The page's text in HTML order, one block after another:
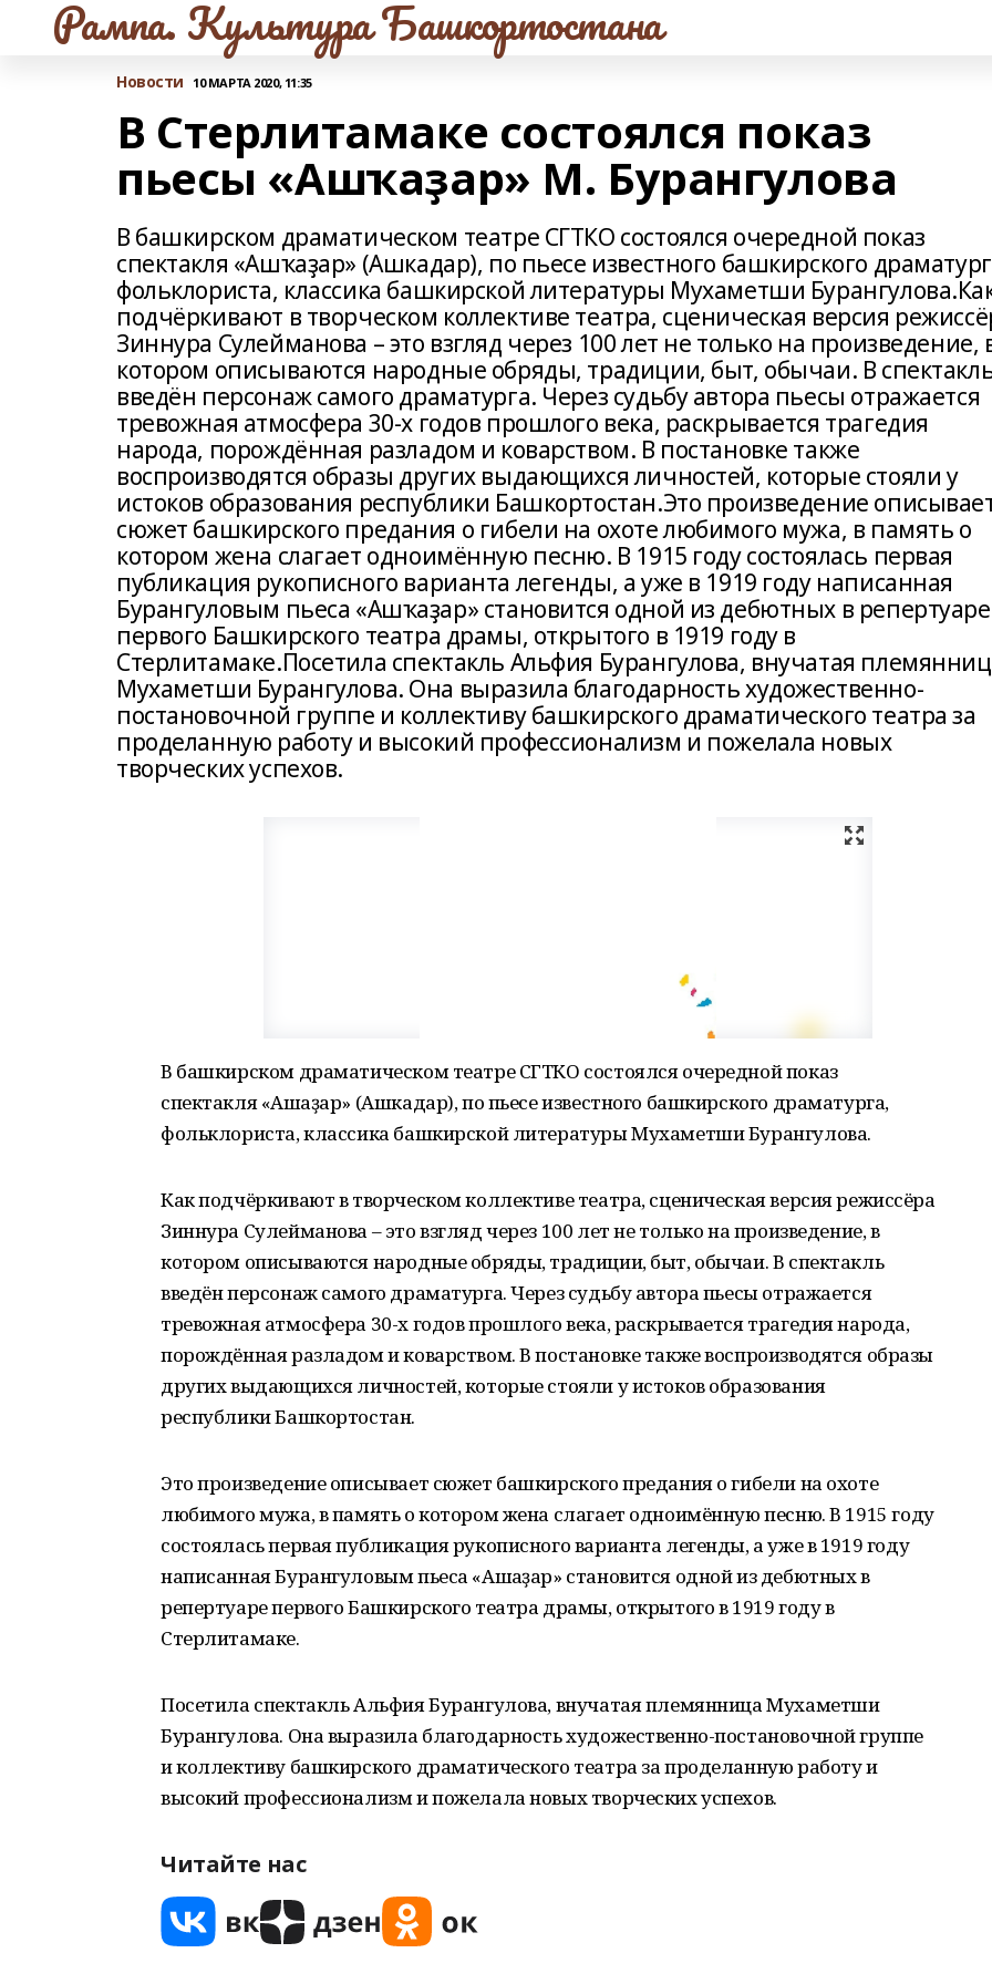
Рампа. Культура Башкортостана
Новости 10 МАРТА 2020, 11:35
В Стерлитамаке состоялся показ
пьесы «Ашҡаҙар» М. Бурангулова
В башкирском драматическом театре СГТКО состоялся очередной показ
спектакля «Ашҡаҙар» (Ашкадар), по пьесе известного башкирского
фольклориста, классика башкирской литературы Мухаметши
подчёркивают в творческом коллективе театра, сценическая версия
Зиннура Сулейманова – это взгляд через 100 лет не только на произведение,
котором описываются народные обряды, традиции, быт, обычаи. В
введён персонаж самого драматурга. Через судьбу автора пьесы отражается
тревожная атмосфера 30-х годов прошлого века, раскрывается трагедия
народа, порождённая разладом и коварством. В постановке также
воспроизводятся образы других выдающихся личностей, которые стояли у
истоков образования республики Башкортостан.Это произведение
сюжет башкирского предания о гибели на охоте любимого мужа, в память о
котором жена слагает одноимённую песню. В 1915 году состоялась первая
публикация рукописного варианта легенды, а уже в 1919 году написанная
Бурангуловым пьеса «Ашҡаҙар» становится одной из дебютных в репертуаре
первого Башкирского театра драмы, открытого в 1919 году в
Стерлитамаке.Посетила спектакль Альфия Бурангулова, внучатая
Мухаметши Бурангулова. Она выразила благодарность художественно-
постановочной группе и коллективу башкирского драматического театра за
проделанную работу и высокий профессионализм и пожелала новых
творческих успехов.
В башкирском драматическом театре СГТКО состоялся очередной показ
спектакля «Ашҡаҙар» (Ашкадар), по пьесе известного башкирского драматурга,
фольклориста, классика башкирской литературы Мухаметши Бурангулова.
Как подчёркивают в творческом коллективе театра, сценическая версия режиссёра
Зиннура Сулейманова – это взгляд через 100 лет не только на произведение, в
котором описываются народные обряды, традиции, быт, обычаи. В спектакль
введён персонаж самого драматурга. Через судьбу автора пьесы отражается
тревожная атмосфера 30-х годов прошлого века, раскрывается трагедия народа,
порождённая разладом и коварством. В постановке также воспроизводятся образы
других выдающихся личностей, которые стояли у истоков образования
республики Башкортостан.
Это произведение описывает сюжет башкирского предания о гибели на охоте
любимого мужа, в память о котором жена слагает одноимённую песню. В 1915 году
состоялась первая публикация рукописного варианта легенды, а уже в 1919 году
написанная Бурангуловым пьеса «Ашҡаҙар» становится одной из дебютных в
репертуаре первого Башкирского театра драмы, открытого в 1919 году в
Стерлитамаке.
Посетила спектакль Альфия Бурангулова, внучатая племянница Мухаметши
Бурангулова. Она выразила благодарность художественно-постановочной группе
и коллективу башкирского драматического театра за проделанную работу и
высокий профессионализм и пожелала новых творческих успехов.
Читайте нас